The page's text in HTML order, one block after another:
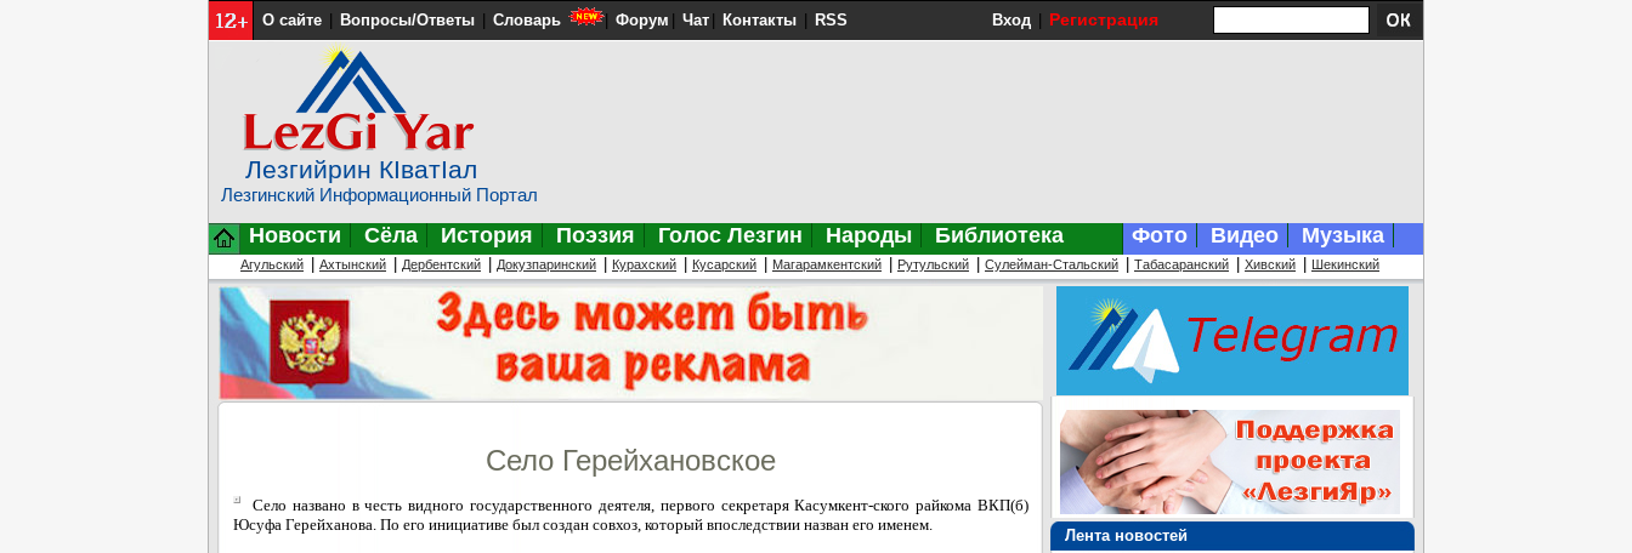
О сайте Вопросы/Ответы Словарь Форум Чат Контакты RSS Вход Регистрация
Лезгийрин КIватIал
Лезгинский Информационный Портал
Новости Сёла История Поэзия Голос Лезгин Народы Библиотека Фото Видео Музыка
Агульский Ахтынский Дербентский Докузпаринский Курахский Кусарский Магарамкентский Рутульский Сулейман-Стальский Табасаранский Хивский Шекинский
Село Герейхановское
Село названо в честь видного государственного деятеля, первого секретаря Касумкент-ского райкома ВКП(б)
Юсуфа Герейханова. По его инициативе был создан совхоз, который впоследствии назван его именем.
Лента новостей